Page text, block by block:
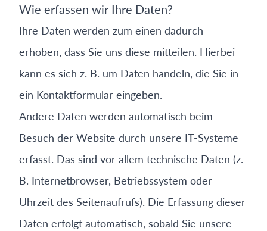
Wie erfassen wir Ihre Daten?
Ihre Daten werden zum einen dadurch
erhoben, dass Sie uns diese mitteilen. Hierbei
kann es sich z. B. um Daten handeln, die Sie in
ein Kontaktformular eingeben.
Andere Daten werden automatisch beim
Besuch der Website durch unsere IT-Systeme
erfasst. Das sind vor allem technische Daten (z.
B. Internetbrowser, Betriebssystem oder
Uhrzeit des Seitenaufrufs). Die Erfassung dieser
Daten erfolgt automatisch, sobald Sie unsere